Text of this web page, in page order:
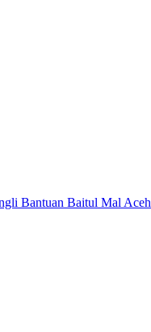
Bantuan Baitul Mal Aceh